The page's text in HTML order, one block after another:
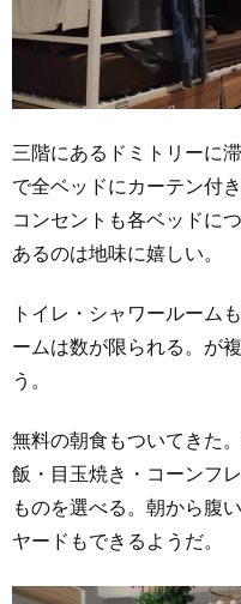
三階にあるドミトリーに
で全ベッドにカーテン付
コンセントも各ベッドに
あるのは地味に嬉しい。
トイレ・シャワールーム
ームは数が限られる。が
う。
無料の朝食もついてきた
飯・目玉焼き・コーンフ
ものを選べる。朝から腹
ヤードもできるようだ。